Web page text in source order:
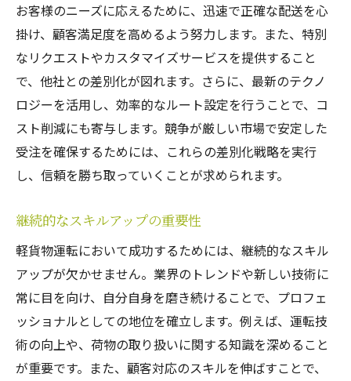
お客様のニーズに応えるために、迅速で正確な配送を心
掛け、顧客満足度を高めるよう努力します。また、特別
なリクエストやカスタマイズサービスを提供すること
で、他社との差別化が図れます。さらに、最新のテクノ
ロジーを活用し、効率的なルート設定を行うことで、コ
スト削減にも寄与します。競争が厳しい市場で安定した
受注を確保するためには、これらの差別化戦略を実行
し、信頼を勝ち取っていくことが求められます。
継続的なスキルアップの重要性
軽貨物運転において成功するためには、継続的なスキル
アップが欠かせません。業界のトレンドや新しい技術に
常に目を向け、自分自身を磨き続けることで、プロフェ
ッショナルとしての地位を確立します。例えば、運転技
術の向上や、荷物の取り扱いに関する知識を深めること
が重要です。また、顧客対応のスキルを伸ばすことで、